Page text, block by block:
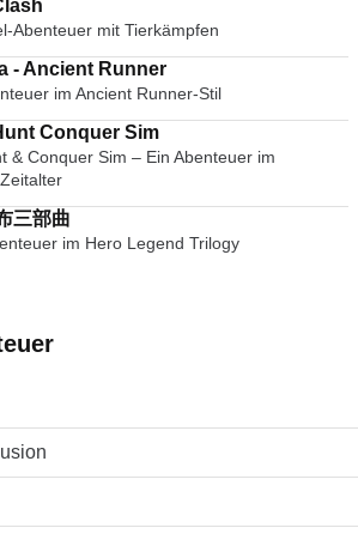
Abenteuer mit Tierkämpfen
- Ancient Runner
im Ancient Runner-Stil
Dino Clash: Hunt Conquer Sim
& Conquer Sim – Ein Abenteuer im
三部曲
im Hero Legend Trilogy